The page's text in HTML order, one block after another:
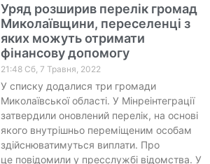
Уряд розширив перелік громад
Миколаївщини, переселенці з
яких можуть отримати
фінансову допомогу
21:48 Сб, 7 Травня, 2022
У списку додалися три громади
Миколаївської області. У Мінреінтеграції
затвердили оновлений перелік, на основі
якого внутрішньо переміщеним особам
здійснюватимуться виплати. Про
це повідомили у пресслужбі відомства. У